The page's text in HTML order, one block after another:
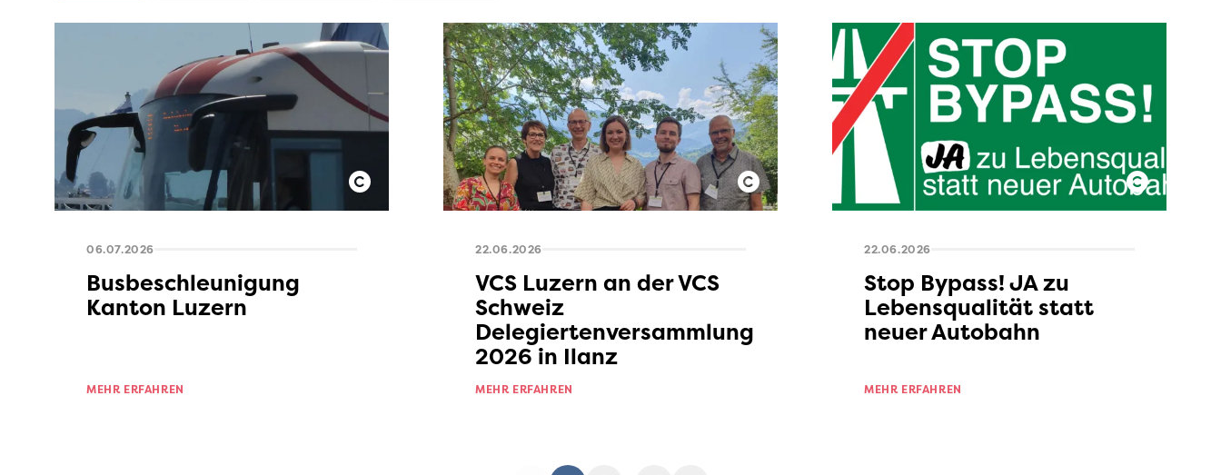
06.07.2026
Busbeschleunigung
Kanton Luzern
MEHR ERFAHREN
22.06.2026
VCS Luzern an der VCS
Schweiz
Delegiertenversammlung
2026 in Ilanz
MEHR ERFAHREN
22.06.2026
Stop Bypass! JA zu
Lebensqualität statt
neuer Autobahn
MEHR ERFAHREN